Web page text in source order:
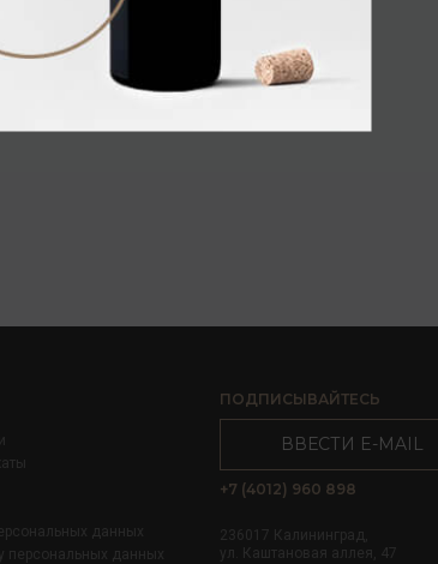
данных
персональных данных
ПОДПИСЫВАЙТЕСЬ
ВВЕСТИ E-MAIL
+7 (4012) 960 898
236017 Калининград,
ул. Каштановая аллея, 47